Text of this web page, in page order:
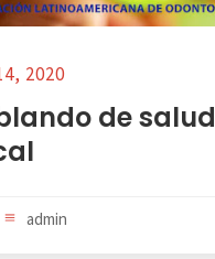
2020
de salud
admin